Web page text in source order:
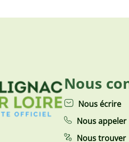
Nous
Nous écrire
Nous appeler
Nous trouver